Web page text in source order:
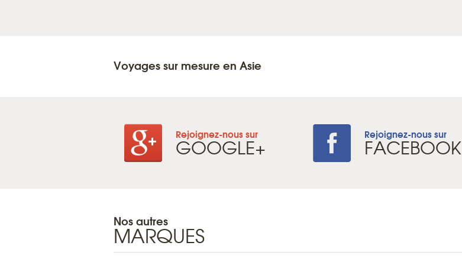
Voyages sur mesure en Asie
Rejoignez-nous sur
GOOGLE+ Rejoignez-nous sur
FACEBOOK
Nos autres
MARQUES